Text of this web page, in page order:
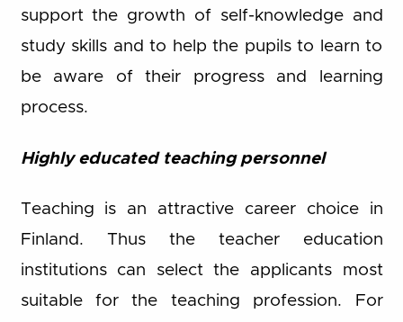
support the growth of self-knowledge and
study skills and to help the pupils to learn to
be aware of their progress and learning
process.
Highly educated teaching personnel
Teaching is an attractive career choice in
Finland. Thus the teacher education
institutions can select the applicants most
suitable for the teaching profession. For